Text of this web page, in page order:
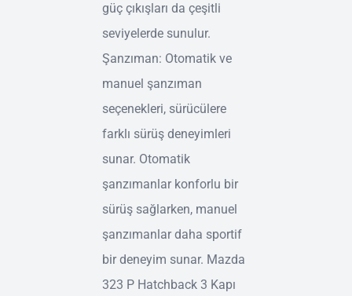
güç çıkışları da çeşitli
seviyelerde sunulur.
Şanzıman: Otomatik ve
manuel şanzıman
seçenekleri, sürücülere
farklı sürüş deneyimleri
sunar. Otomatik
şanzımanlar konforlu bir
sürüş sağlarken, manuel
şanzımanlar daha sportif
bir deneyim sunar. Mazda
323 P Hatchback 3 Kapı